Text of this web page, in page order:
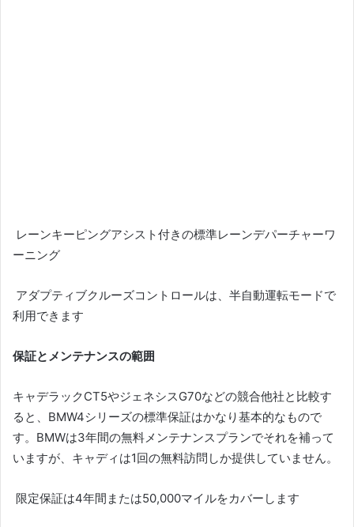
レーンキーピングアシスト付きの標準レーンデパーチャーワ
ーニング
アダプティブクルーズコントロールは、半自動運転モードで
利用できます
保証とメンテナンスの範囲
キャデラックCT5やジェネシスG70などの競合他社と比較す
ると、BMW4シリーズの標準保証はかなり基本的なもので
す。 BMWは3年間の無料メンテナンスプランでそれを補って
いますが、キャディは1回の無料訪問しか提供していません。
限定保証は4年間または50,000マイルをカバーします